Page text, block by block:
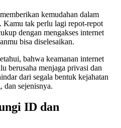
kemudahan dalam
Kamu tak perlu lagi repot-repot
dengan mengakses internet
bisa diselesaikan.
bahwa keamanan internet
berusaha menjaga privasi dan
dari segala bentuk kejahatan
dan sejenisnya.
ID dan